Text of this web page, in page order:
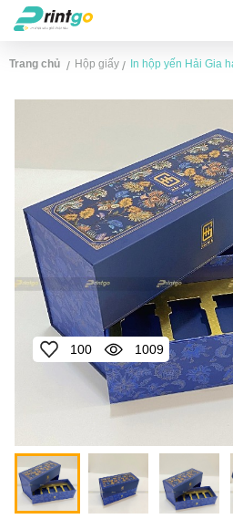
Trang chủ / Hộp giấy / In hộp yến Hải Gia
100 1009